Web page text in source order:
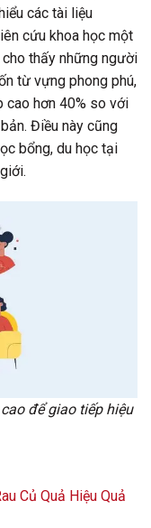
các tài liệu
cứu khoa học một
thấy những người
từ vựng phong phú,
cao hơn 40% so với
Điều này cũng
bổng, du học tại
để giao tiếp hiệu
Củ Quả Hiệu Quả